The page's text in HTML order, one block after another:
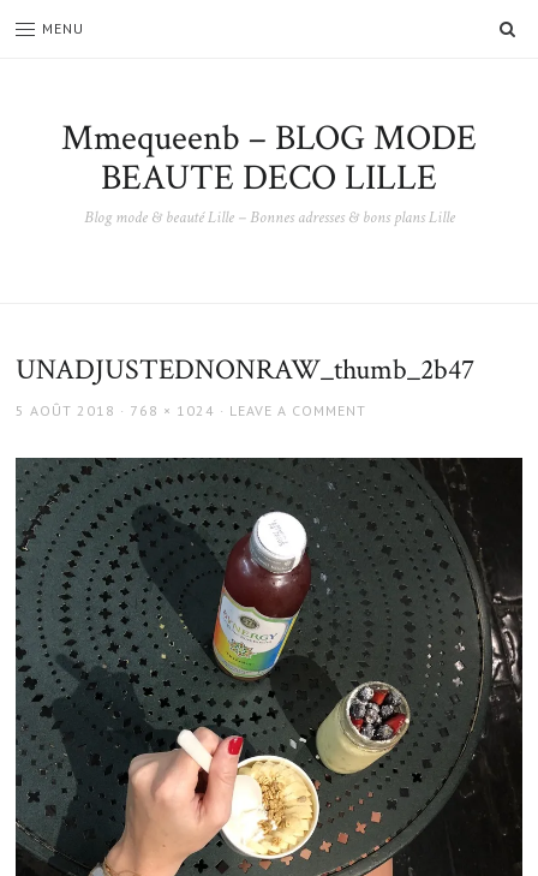
MENU
Mmequeenb – BLOG MODE
BEAUTE DECO LILLE
Blog mode & beauté Lille – Bonnes adresses & bons plans Lille
UNADJUSTEDNONRAW_thumb_2b47
POSTED
5 AOÛT 2018
FULL
768 × 1024 LEAVE A COMMENT